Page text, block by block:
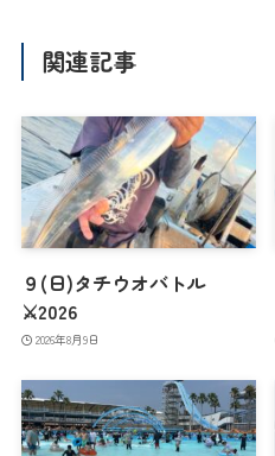
関連記事
９(日)タチウオバトル
⚔️2026
2026年8月9日